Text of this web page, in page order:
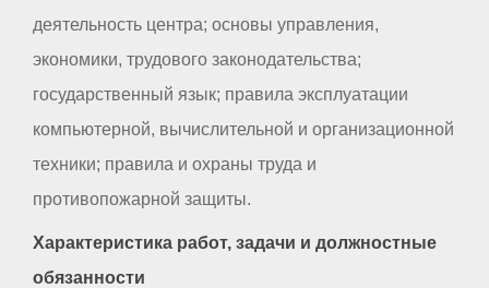
деятельность центра; основы управления,
экономики, трудового законодательства;
государственный язык; правила эксплуатации
компьютерной, вычислительной и организационной
техники; правила и охраны труда и
противопожарной защиты.
Характеристика работ, задачи и должностные
обязанности